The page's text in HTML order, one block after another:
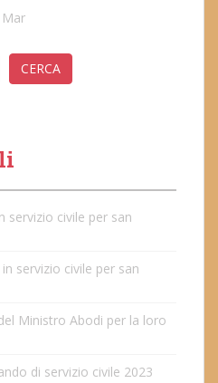
Mar
CERCA
servizio civile per san
servizio civile per san
Ministro Abodi per la loro
di servizio civile 2023